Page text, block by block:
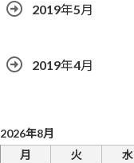
2019年5月
2019年4月
2026年8月
月
火 水